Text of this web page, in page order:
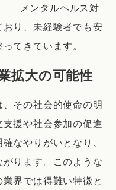
メンタルヘルス対
り、未経験者でも安
てきています。
大の可能性
その社会的使命の明
援や社会参加の促進
なやりがいとなり、
ります。このような
業界では得難い特徴と